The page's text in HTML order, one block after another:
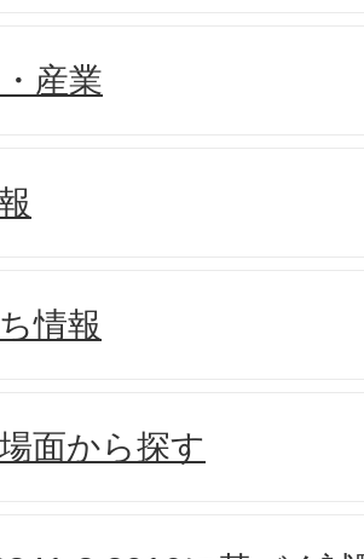
産業
情報
面から探す